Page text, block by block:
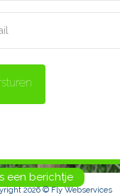
met je op.
Bel ons
|Privacystatement
2026©Fly Webservices
een berichtje